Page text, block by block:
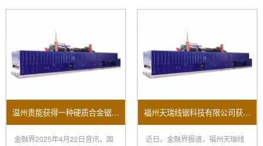
温州贵能获得一种硬质合金锯条磨齿机床专利
金融界2025年4月22日音讯，国
福州天瑞线锯科技有限公司获新专利：提升开方机换料效率助力制造业变革
近日，金融界报道，福州天瑞线